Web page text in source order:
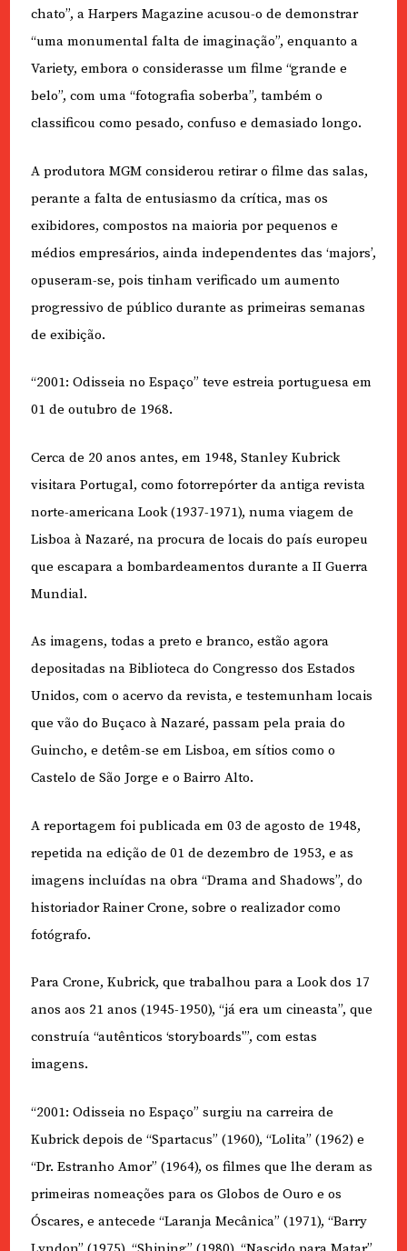
chato”, a Harpers Magazine acusou-o de demonstrar
“uma monumental falta de imaginação”, enquanto a
Variety, embora o considerasse um filme “grande e
belo”, com uma “fotografia soberba”, também o
classificou como pesado, confuso e demasiado longo.
A produtora MGM considerou retirar o filme das salas,
perante a falta de entusiasmo da crítica, mas os
exibidores, compostos na maioria por pequenos e
médios empresários, ainda independentes das ‘majors’,
opuseram-se, pois tinham verificado um aumento
progressivo de público durante as primeiras semanas
de exibição.
“2001: Odisseia no Espaço” teve estreia portuguesa em
01 de outubro de 1968.
Cerca de 20 anos antes, em 1948, Stanley Kubrick
visitara Portugal, como fotorrepórter da antiga revista
norte-americana Look (1937-1971), numa viagem de
Lisboa à Nazaré, na procura de locais do país europeu
que escapara a bombardeamentos durante a II Guerra
Mundial.
As imagens, todas a preto e branco, estão agora
depositadas na Biblioteca do Congresso dos Estados
Unidos, com o acervo da revista, e testemunham locais
que vão do Buçaco à Nazaré, passam pela praia do
Guincho, e detêm-se em Lisboa, em sítios como o
Castelo de São Jorge e o Bairro Alto.
A reportagem foi publicada em 03 de agosto de 1948,
repetida na edição de 01 de dezembro de 1953, e as
imagens incluídas na obra “Drama and Shadows”, do
historiador Rainer Crone, sobre o realizador como
fotógrafo.
Para Crone, Kubrick, que trabalhou para a Look dos 17
anos aos 21 anos (1945-1950), “já era um cineasta”, que
construía “autênticos ‘storyboards'”, com estas
imagens.
“2001: Odisseia no Espaço” surgiu na carreira de
Kubrick depois de “Spartacus” (1960), “Lolita” (1962) e
“Dr. Estranho Amor” (1964), os filmes que lhe deram as
primeiras nomeações para os Globos de Ouro e os
Óscares, e antecede “Laranja Mecânica” (1971), “Barry